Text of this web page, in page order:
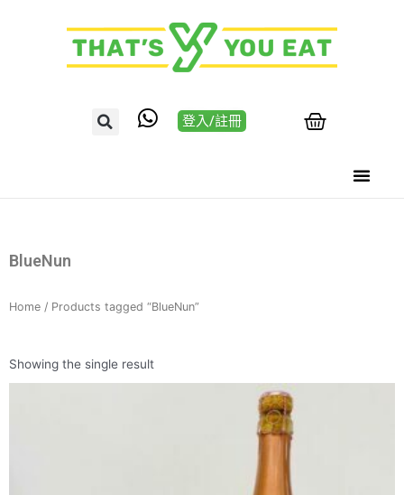
登入/註冊
BlueNun
Home / Products tagged “BlueNun”
Showing the single result